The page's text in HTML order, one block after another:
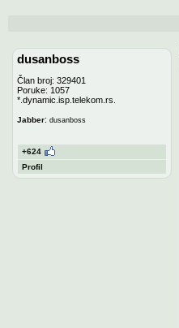
dusanboss
Član broj: 329401
Poruke: 1057
*.dynamic.isp.telekom.rs.
Jabber: dusanboss
+624
Profil